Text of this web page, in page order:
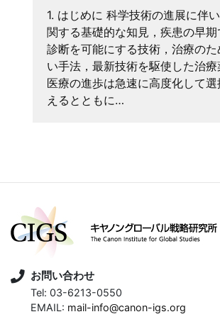
1. はじめに 科学技術の進展に伴
関する基礎的な知見，疾患の早期
診断を可能にする技術，治療のた
い手法，最新技術を駆使した治療
医療の進歩は急速に高度化して
えるとともに…
お問い合わせ
Tel: 03-6213-0550
EMAIL: mail-info@canon-igs.org